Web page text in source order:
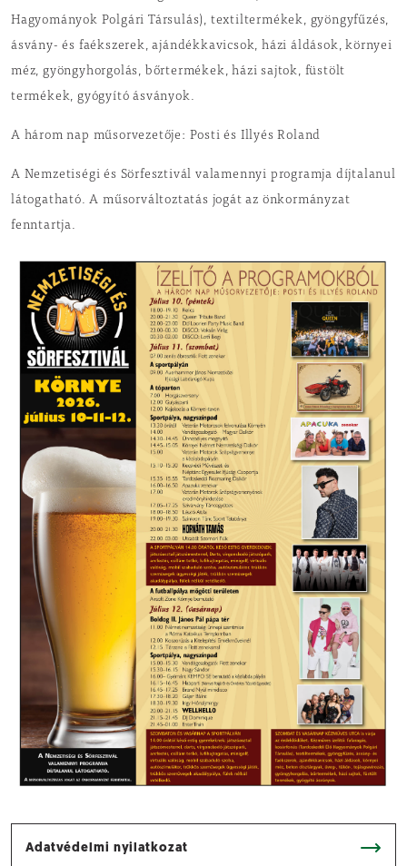
Hagyományok Polgári Társulás), textiltermékek, gyöngyfűzés,
ásvány- és faékszerek, ajándékkavicsok, házi áldások, környei
méz, gyöngyhorgolás, bőrtermékek, házi sajtok, füstölt
termékek, gyógyító ásványok.
A három nap műsorvezetője: Posti és Illyés Roland
A Nemzetiségi és Sörfesztivál valamennyi programja díjtalanul
látogatható. A műsorváltoztatás jogát az önkormányzat
fenntartja.
Adatvédelmi nyilatkozat